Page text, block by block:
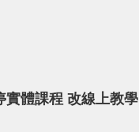
實體課程 改線上教學